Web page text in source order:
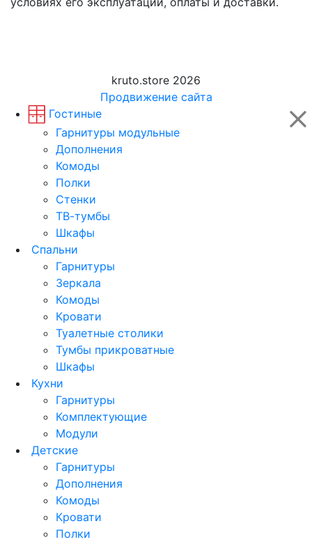
kruto.store 2026
Продвижение сайта
Гостиные
Гарнитуры модульные
Дополнения
Комоды
Полки
Стенки
ТВ-тумбы
Шкафы
Спальни
Гарнитуры
Зеркала
Комоды
Кровати
Туалетные столики
Тумбы прикроватные
Шкафы
Кухни
Гарнитуры
Комплектующие
Модули
Детские
Гарнитуры
Дополнения
Комоды
Кровати
Полки